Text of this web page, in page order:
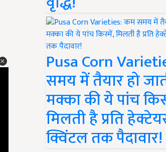
Pusa Corn
समय में तैयार हो
मक्का की ये पांच
मिलती है प्रति
क्विंटल तक पैदावार!